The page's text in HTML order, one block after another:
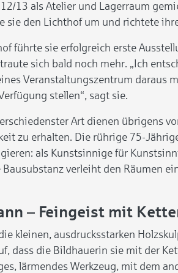
13 als Atelier und Lagerraum
sie den Lichthof um und richtete
führte sie erfolgreich erste
sich bald noch mehr. „Ich
Veranstaltungszentrum daraus
stellen“, sagt sie.
Art dienen übrigens
zu erhalten. Die rührige 75-
als Kunstsinnige für
verleiht den Räumen
– Feingeist mit
kleinen, ausdrucksstarken
dass die Bildhauerin sie mit der
lärmendes Werkzeug, mit dem